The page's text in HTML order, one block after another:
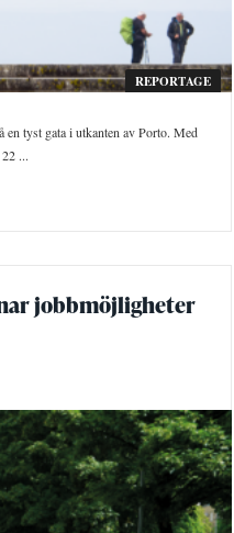
REPORTAGE
tyst gata i utkanten av Porto. Med
...
jobbmöjligheter